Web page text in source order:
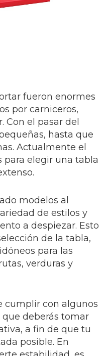
fueron enormes
por carniceros,
el pasar del
hasta que
Actualmente el
para elegir una tabla
modelos al
de estilos y
a despiezar. Esto
de la tabla,
para las
verduras y
cumplir con algunos
deberás tomar
a fin de que tu
posible. En